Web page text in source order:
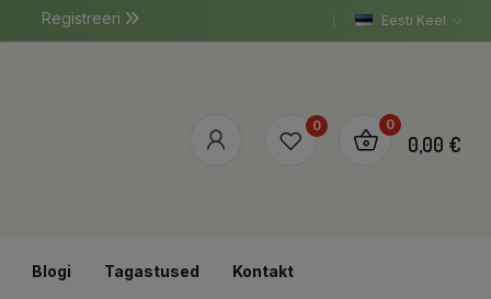
Eesti Keel
Registreeri
0 0
0,00 €
Blogi Tagastused Kontakt